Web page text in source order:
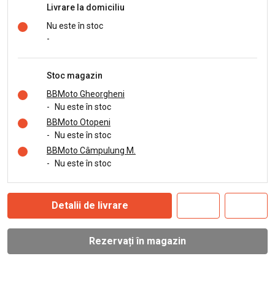
Livrare la domiciliu
Nu este în stoc
-
Stoc magazin
BBMoto Gheorgheni
-
Nu este în stoc
BBMoto Otopeni
-
Nu este în stoc
BBMoto Câmpulung M.
-
Nu este în stoc
Detalii de livrare
Rezervați în magazin